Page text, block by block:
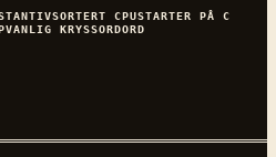
SORTERT CPUSTARTER PÅC
VANLIG KRYSSORDORD